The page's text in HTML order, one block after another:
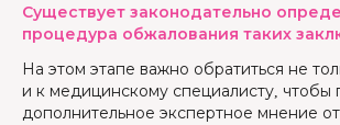
Существует законодательно
процедура обжалования таких
На этом этапе важно обратиться не
и к медицинскому специалисту, чтобы
дополнительное экспертное мнение